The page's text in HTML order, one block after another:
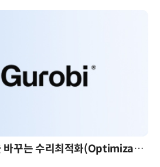
AI 핀옵스 실전 세미나: 폭증하는 AI